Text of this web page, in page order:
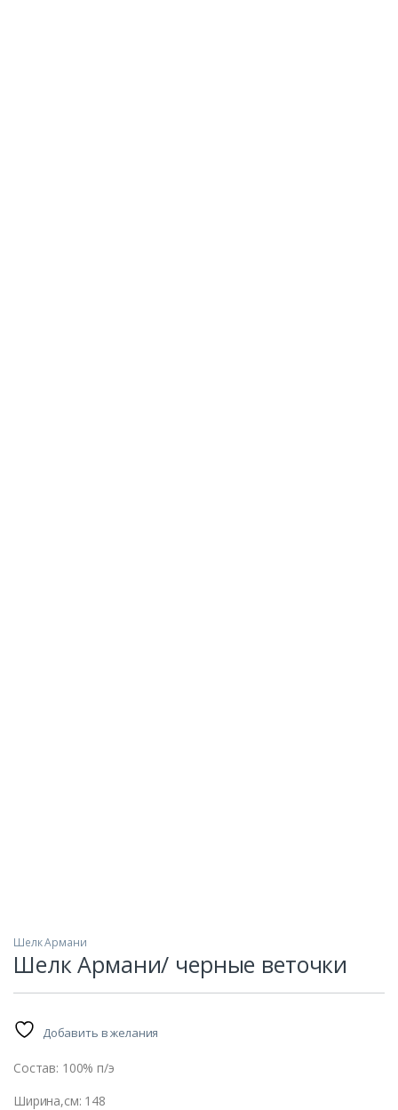
Шелк Армани
Шелк Армани/ черные веточки
Добавить в желания
Состав: 100% п/э
Ширина,см: 148